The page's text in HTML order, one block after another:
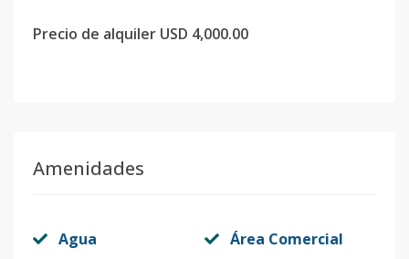
Precio de alquiler USD 4,000.00
Amenidades
Agua Área Comercial